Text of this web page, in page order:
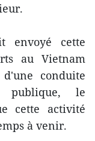
envoyé cette
au Vietnam
conduite
publique, le
cette activité
à venir.